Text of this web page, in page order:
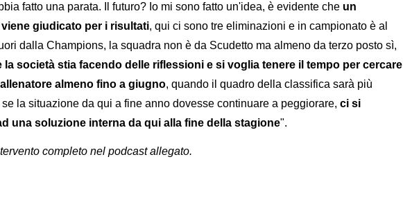
fatto una parata. Il futuro? Io mi sono fatto un'idea, è evidente che un
giudicato per i risultati, qui ci sono tre eliminazioni e in campionato è al
dalla Champions, la squadra non è da Scudetto ma almeno da terzo posto sì,
la società stia facendo delle riflessioni e si voglia tenere il tempo per cercare
almeno fino a giugno, quando il quadro della classifica sarà più
la situazione da qui a fine anno dovesse continuare a peggiorare, ci si
una soluzione interna da qui alla fine della stagione".
completo nel podcast allegato.